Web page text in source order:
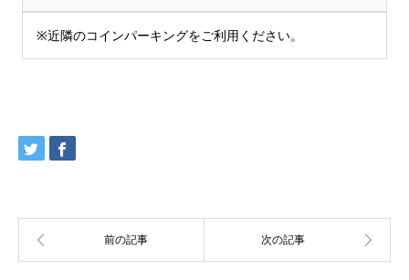
※近隣のコインパーキングをご利用ください。